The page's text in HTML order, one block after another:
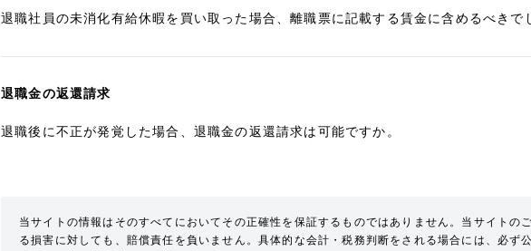
退職社員の未消化有給休暇を買い取った場合、離職票に記載する賃金に含めるべきで
退職金の返還請求
退職後に不正が発覚した場合、退職金の返還請求は可能ですか。
当サイトの情報はそのすべてにおいてその正確性を保証するものではありません。当サイトの
る損害に対しても、賠償責任を負いません。具体的な会計・税務判断をされる場合には、必ず